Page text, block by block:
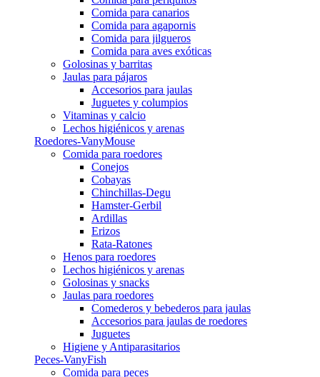
Comida para canarios
Comida para agapornis
Comida para jilgueros
Comida para aves exóticas
Golosinas y barritas
Jaulas para pájaros
Accesorios para jaulas
Juguetes y columpios
Vitaminas y calcio
Lechos higiénicos y arenas
Roedores-VanyMouse
Comida para roedores
Conejos
Cobayas
Chinchillas-Degu
Hamster-Gerbil
Ardillas
Erizos
Rata-Ratones
Henos para roedores
Lechos higiénicos y arenas
Golosinas y snacks
Jaulas para roedores
Comederos y bebederos para jaulas
Accesorios para jaulas de roedores
Juguetes
Higiene y Antiparasitarios
Peces-VanyFish
Comida para peces